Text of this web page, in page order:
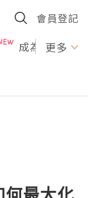
會員登記
成為U更多